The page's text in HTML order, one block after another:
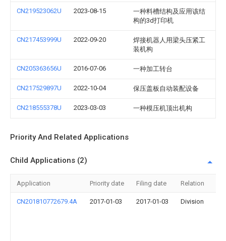
CN219523062U 2023-08-15
一种料槽结构及应用该结
构的3d打印机
CN217453999U 2022-09-20
焊接机器人用梁头压紧工
装机构
CN205363656U 2016-07-06 一种加工转台
CN217529897U 2022-10-04 保压盖板自动装配设备
CN218555378U 2023-03-03 一种模压机顶出机构
Priority And Related Applications
Child Applications (2)
Application Priority date Filing date Relation
CN201810772679.4A 2017-01-03 2017-01-03 Division